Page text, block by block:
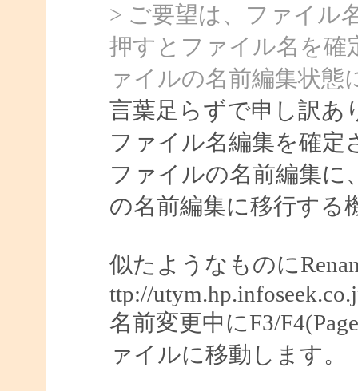
> ご要望は、ファイル
押すとファイル名を確
ァイルの名前編集状
言葉足らずで申し訳あ
ファイル名編集を確定
ファイルの名前編集に
の名前編集に移行する
似たようなものに
ttp://
名前変更中にF3/
ァイルに移動します。